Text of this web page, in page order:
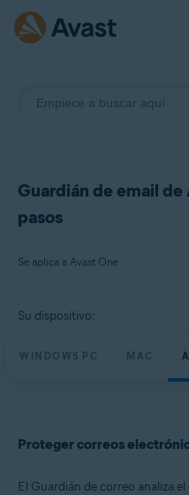
Guardián de email
pasos
Se aplica a Avast One
Avast One
Su dispositivo:
WINDOWS PC MAC
Proteger correos
El Guardián de correo analiza